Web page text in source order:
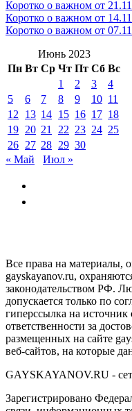
Коротко о важном от
Коротко о важном от
Коротко о важном от
Июнь 2023
Пн Вт Ср Чт Пт Сб Вс
1
2 3
4
5
6 7 8 9 10 11
12
13 14 15 16 17 18
19 20 21 22 23 24 25
26 27 28 29 30
« Май
Июл »
Все права на материалы,
gayskayanov.ru,
законодательством РФ.
допускается только по
гиперссылка на источник
ответственности за
размещенных на сайте
веб-сайтов, на которые
GAYSKAYANOV.RU -
Зарегистрировано